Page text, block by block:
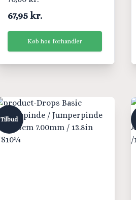
35cm 3,50mm / 13.8in
67,95 kr.
Køb hos forhandler
Tilbud